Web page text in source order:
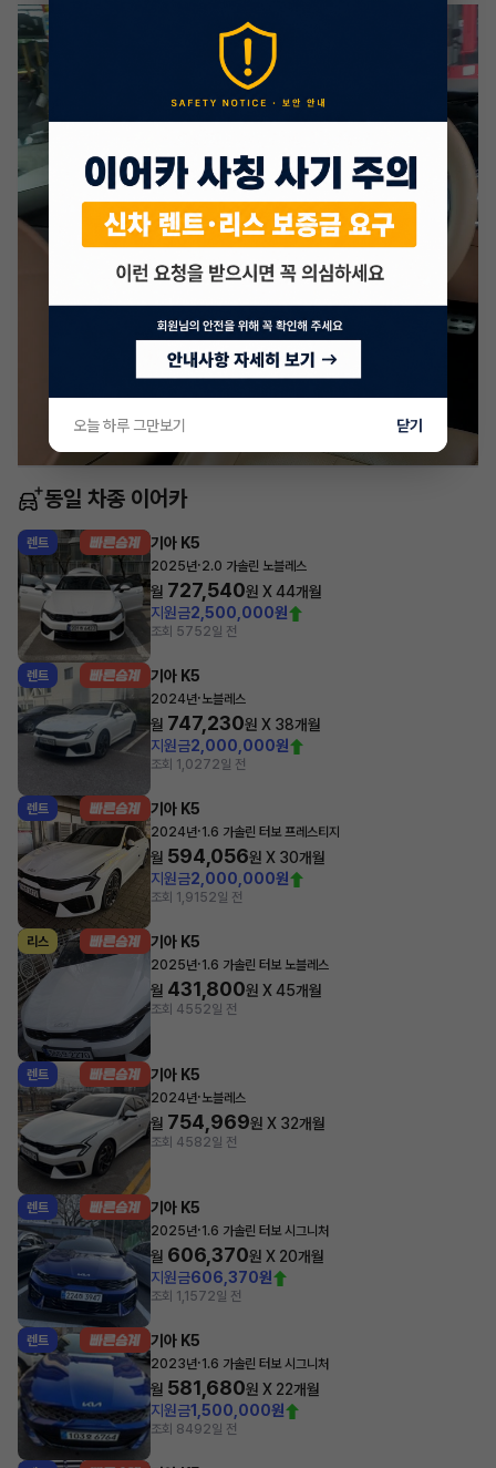
동일 차종 이어카
렌트 기아 K5
2025년·2.0 가솔린 노블레스
월 727,540원 X44개월
지원금2,500,000원
조회 5752일 전
렌트 기아 K5
2024년·노블레스
월 747,230원 X 38개월
지원금2,000,000원
조회 1,0272일 전
렌트 기아 K5
2024년·1.6 가솔린 터보 프레스티지
월 594,056원 X 30개월
지원금2,000,000원
조회 1,9152일 전
리스 기아 K5
2025년·1.6 가솔린 터보 노블레스
월 431,800원 X45개월
조회 4552일 전
렌트 기아 K5
2024년·노블레스
월 754,969원 X 32개월
조회 4582일 전
렌트 기아 K5
2025년·1.6 가솔린 터보 시그니처
월 606,370원 X 20개월
지원금606,370원
조회 1,1572일 전
렌트 기아 K5
2023년·1.6 가솔린 터보 시그니처
월 581,680원 X 22개월
지원금1,500,000원
조회 8492일 전
오늘 하루 그만보기 닫기